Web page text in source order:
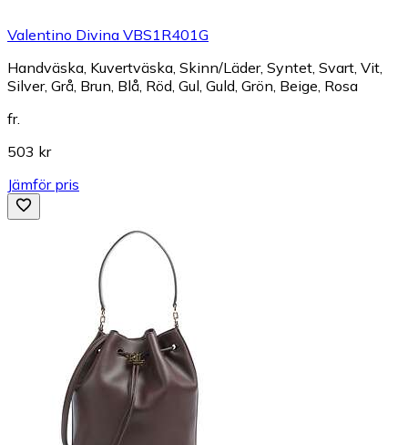
Valentino Divina VBS1R401G
Handväska, Kuvertväska, Skinn/Läder, Syntet, Svart, Vit,
Silver, Grå, Brun, Blå, Röd, Gul, Guld, Grön, Beige, Rosa
fr.
503 kr
Jämför pris